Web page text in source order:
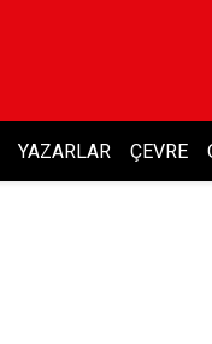
YAZARLAR ÇEVRE